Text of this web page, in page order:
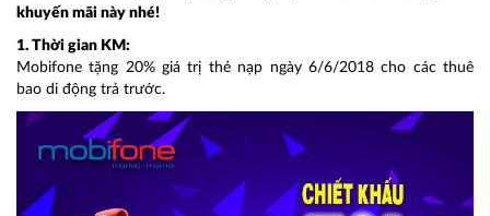
khuyến mãi này nhé!
1. Thời gian KM:
Mobifone tặng 20% giá trị thẻ nạp ngày 6/6/2018 cho các thuê
bao di động trả trước.